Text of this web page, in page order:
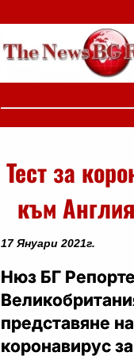
Тест за
към
17 Януари 2021г.
Нюз БГ
представяне
коронавирус